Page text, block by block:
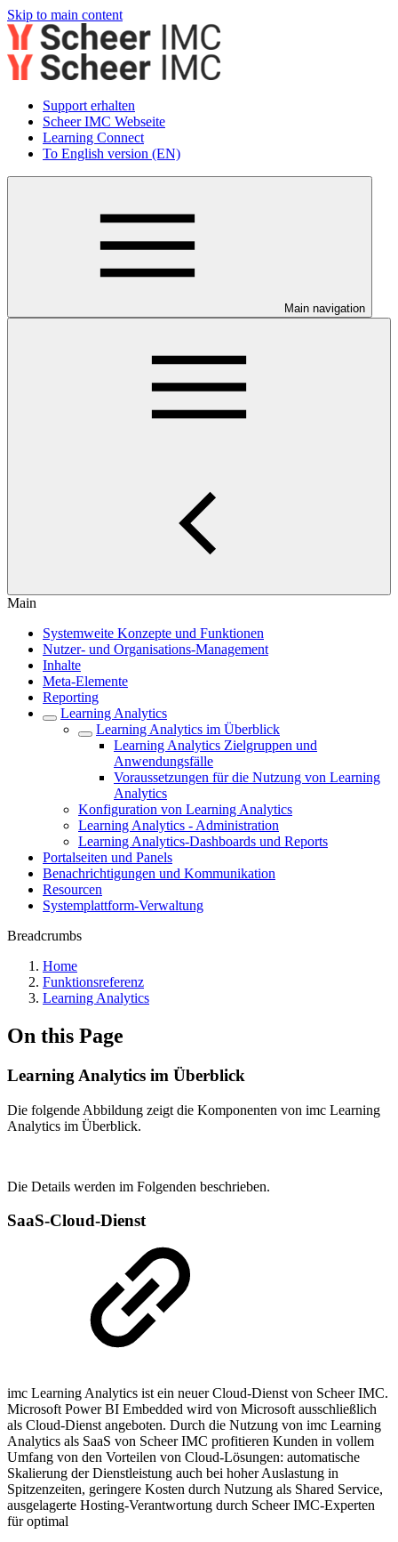
Skip to main content
Support erhalten
Scheer IMC Webseite
Learning Connect
To English version (EN)
Main navigation
Main
Systemweite Konzepte und Funktionen
Nutzer- und Organisations-Management
Inhalte
Meta-Elemente
Reporting
Learning Analytics
Learning Analytics im Überblick
Learning Analytics Zielgruppen und
Anwendungsfälle
Voraussetzungen für die Nutzung von Learning
Analytics
Konfiguration von Learning Analytics
Learning Analytics - Administration
Learning Analytics-Dashboards und Reports
Portalseiten und Panels
Benachrichtigungen und Kommunikation
Resourcen
Systemplattform-Verwaltung
Breadcrumbs
Home
Funktionsreferenz
Learning Analytics
On this Page
Learning Analytics im Überblick
Die folgende Abbildung zeigt die Komponenten von imc Learning
Analytics im Überblick.
Die Details werden im Folgenden beschrieben.
SaaS-Cloud-Dienst
imc Learning Analytics ist ein neuer Cloud-Dienst von Scheer IMC.
Microsoft Power BI Embedded wird von Microsoft ausschließlich
als Cloud-Dienst angeboten. Durch die Nutzung von imc Learning
Analytics als SaaS von Scheer IMC profitieren Kunden in vollem
Umfang von den Vorteilen von Cloud-Lösungen: automatische
Skalierung der Dienstleistung auch bei hoher Auslastung in
Spitzenzeiten, geringere Kosten durch Nutzung als Shared Service,
ausgelagerte Hosting-Verantwortung durch Scheer IMC-Experten
für optimal